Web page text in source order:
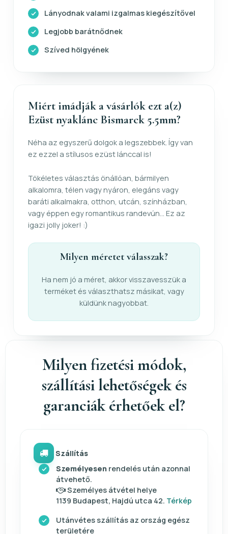
Lányodnak valami izgalmas kiegészítővel
Legjobb barátnődnek
Szíved hölgyének
Miért imádják a vásárlók ezt a(z)
Ezüst nyaklánc Bismarck 5.5mm?
Néha az egyszerű dolgok a legszebbek. Így van
ez ezzel a stílusos ezüst lánccal is!
Tökéletes választás önállóan, bármilyen
alkalomra, télen vagy nyáron, elegáns vagy
baráti alkalmakra, otthon, utcán, színházban,
vagy éppen egy romantikus randevún... Ez az
igazi jolly joker! :)
Milyen méretet válasszak?
Ha nem jó a méret, akkor visszavesszük a
terméket és választhatsz másikat, vagy
küldünk nagyobbat.
Milyen fizetési módok,
szállítási lehetőségek és
garanciák érhetőek el?
Szállítás
Személyesen rendelés után azonnal
átvehető.
Személyes átvétel helye
1139 Budapest, Hajdú utca 42. Térkép
Utánvétes szállítás az ország egész
területére